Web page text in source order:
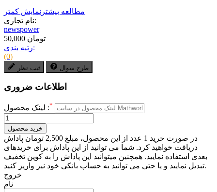
مطالعه بیشتر نمایش کمتر
نام تجاری:
newspower
50,000 تومان
رتبه بندی:
(0)
ثبت نظر طرح سوال
اطلاعات ضروری
لینک محصول :*
خرید محصول
در صورت خرید 1 عدد از این محصول، مبلغ 2,500 تومان پاداش
دریافت خواهید کرد. شما می توانید از این پاداش برای خریدهای
بعدی استفاده نمایید. همچنین میتوانید این پاداش را به کوپن تخفیف
تبدیل نمایید و یا حتی می توانید به حساب بانکی خود نیز واریز کنید.
خروج
نام